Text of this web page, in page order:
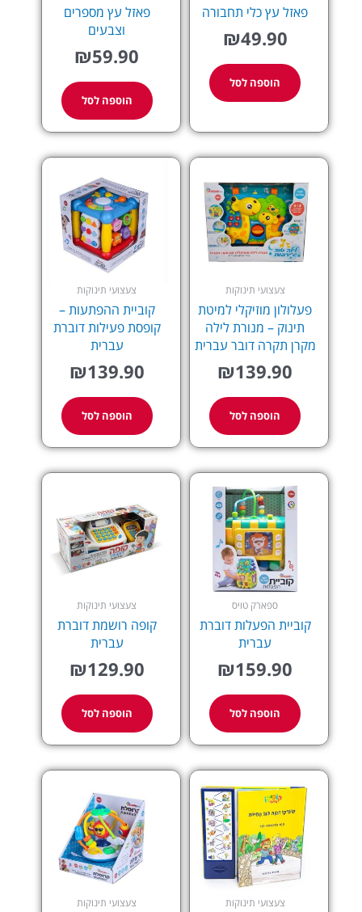
פאזל עץ כלי תחבורה
₪49.90
הוספה לסל
פאזל עץ מספרים
וצבעים
₪59.90
הוספה לסל
צעצועי תינוקות
פעלולון מוזיקלי למיטת
תינוק – מנורת לילה
מקרן תקרה דובר עברית
₪139.90
הוספה לסל
צעצועי תינוקות
קוביית ההפתעות –
קופסת פעילות דוברת
עברית
₪139.90
הוספה לסל
ספארק טויס
קוביית הפעלות דוברת
עברית
₪159.90
הוספה לסל
צעצועי תינוקות
קופה רושמת דוברת
עברית
₪129.90
הוספה לסל
צעצועי תינוקות צעצועי תינוקות